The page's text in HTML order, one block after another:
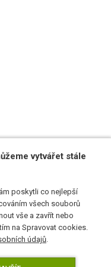
opotřebení vnitřních dílů
velmi zdlouhavá výměna
náchylnější na
na délce hlavně, teplotě
a postupně klesá.
vytvářet stále
poskytli co nejlepší
všech souborů
vše a zavřít nebo
na Spravovat cookies.
údajů.